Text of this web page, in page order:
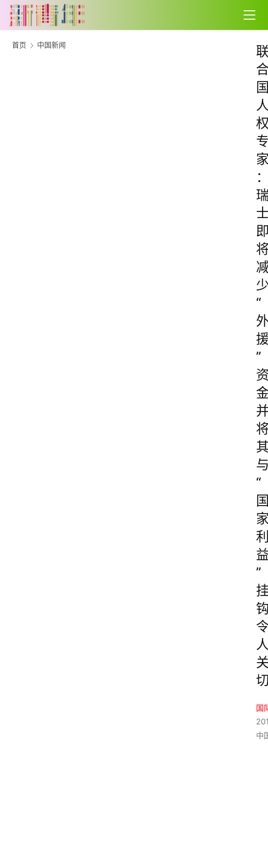
首页 中国新闻
“
”
“
”
国
中